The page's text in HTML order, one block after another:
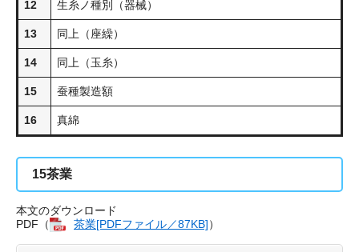
12 生糸ノ種別（器械）
13 同上（座繰）
14 同上（玉糸）
15 蚕種製造額
16 真綿
15茶業
本文のダウンロード
PDF（
茶業[PDFファイル／87KB]）